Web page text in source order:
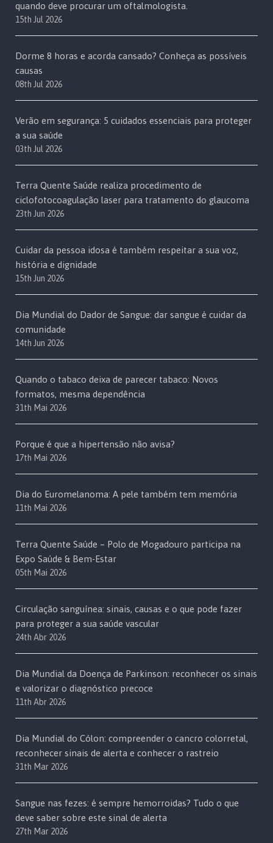
quando deve procurar um oftalmologista.
15th Jul 2026
Dorme 8 horas e acorda cansado? Conheça as possíveis
causas
08th Jul 2026
Verão em segurança: 5 cuidados essenciais para proteger
a sua saúde
03th Jul 2026
Terra Quente Saúde realiza procedimento de
ciclofotocoagulação laser para tratamento do glaucoma
23th Jun 2026
Cuidar da pessoa idosa é também respeitar a sua voz,
história e dignidade
15th Jun 2026
Dia Mundial do Dador de Sangue: dar sangue é cuidar da
comunidade
14th Jun 2026
Quando o tabaco deixa de parecer tabaco: Novos
formatos, mesma dependência
31th Mai 2026
Porque é que a hipertensão não avisa?
17th Mai 2026
Dia do Euromelanoma: A pele também tem memória
11th Mai 2026
Terra Quente Saúde – Polo de Mogadouro participa na
Expo Saúde & Bem-Estar
05th Mai 2026
Circulação sanguínea: sinais, causas e o que pode fazer
para proteger a sua saúde vascular
24th Abr 2026
Dia Mundial da Doença de Parkinson: reconhecer os sinais
e valorizar o diagnóstico precoce
11th Abr 2026
Dia Mundial do Cólon: compreender o cancro colorretal,
reconhecer sinais de alerta e conhecer o rastreio
31th Mar 2026
Sangue nas fezes: é sempre hemorroidas? Tudo o que
deve saber sobre este sinal de alerta
27th Mar 2026